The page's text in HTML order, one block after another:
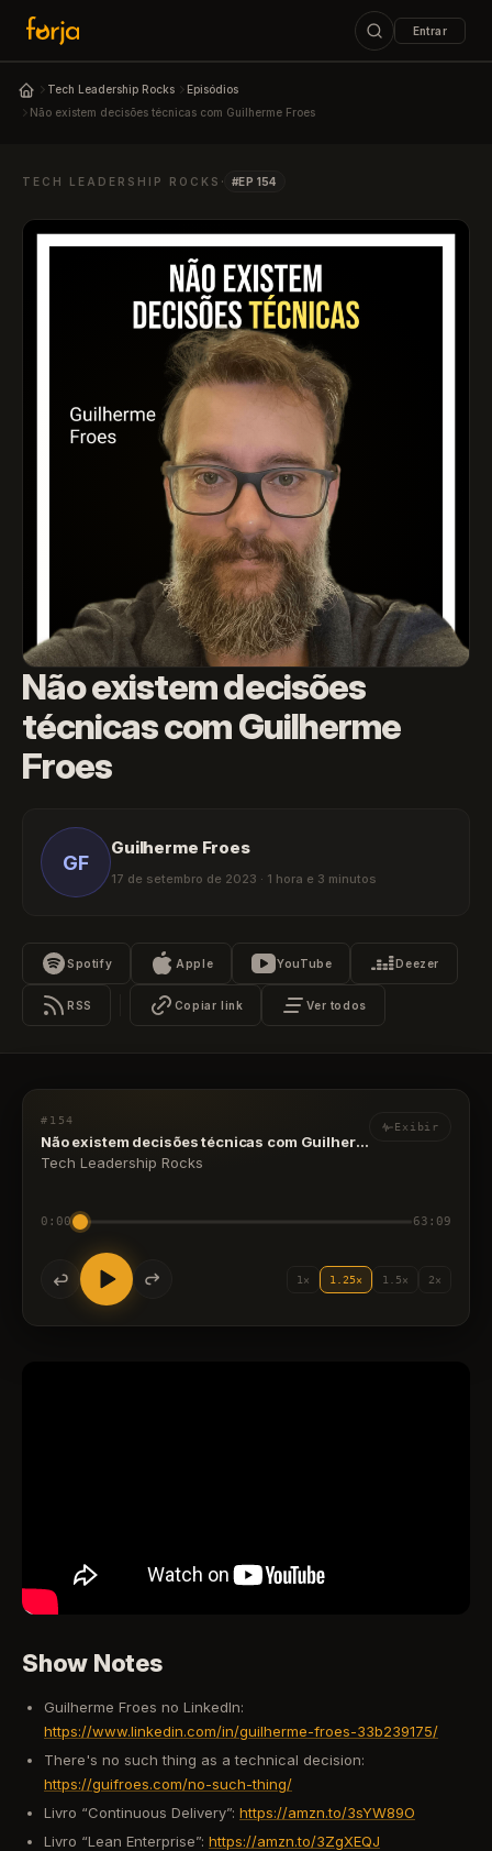
Entrar
Tech Leadership Rocks
Episódios
Não existem decisões técnicas com Guilherme Froes
TECH LEADERSHIP ROCKS · #EP 154
Não existem decisões
técnicas com Guilherme
Froes
GF
Guilherme Froes
17 de setembro de 2023 · 1 hora e 3 minutos
Spotify Apple YouTube Deezer
RSS Copiar link Ver todos
#154
Não existem decisões técnicas com Guilherme Froes
Tech Leadership Rocks
Exibir
0:00 63:09
1× 1.25× 1.5× 2×
Show Notes
Guilherme Froes no LinkedIn:
https://www.linkedin.com/in/guilherme-froes-33b239175/
There's no such thing as a technical decision:
https://guifroes.com/no-such-thing/
Livro “Continuous Delivery”: https://amzn.to/3sYW89O
Livro “Lean Enterprise”: https://amzn.to/3ZgXEQJ